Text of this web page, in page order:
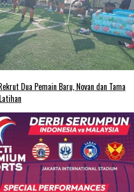
Dua Pemain Baru, Novan dan Tama